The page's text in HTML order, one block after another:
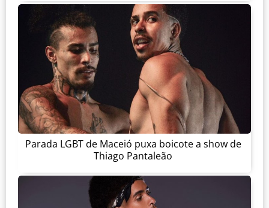
Parada LGBT de Maceió puxa boicote a show de
Thiago Pantaleão